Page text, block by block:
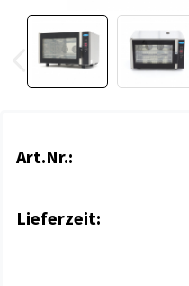
Art.Nr.:
Lieferzeit: